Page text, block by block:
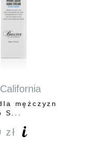
mężczyzn
S...
zł